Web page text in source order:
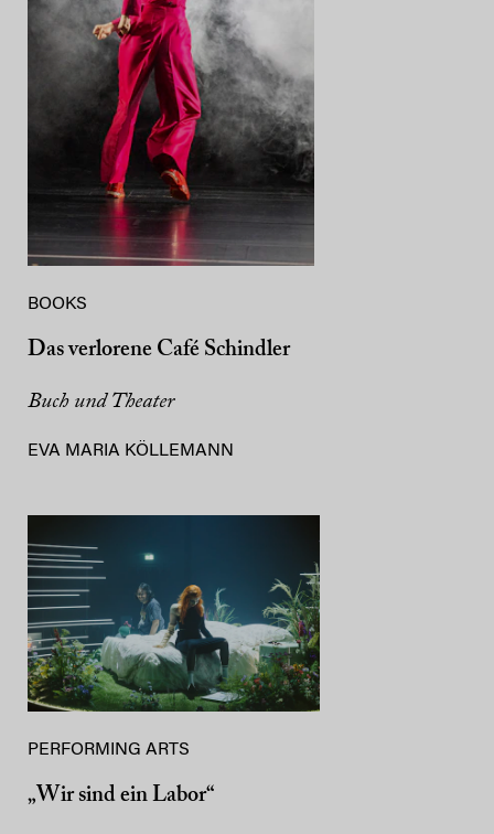
BOOKS
Das verlorene Café Schindler
Buch und Theater
EVA MARIA KÖLLEMANN
PERFORMING ARTS
„Wir sind ein Labor“